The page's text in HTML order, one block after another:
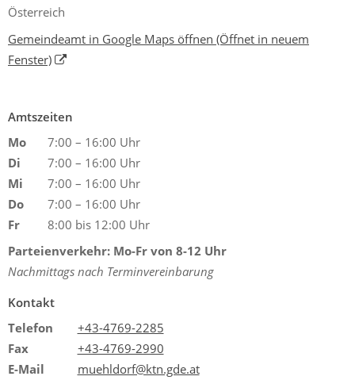
Österreich
Gemeindeamt in Google Maps öffnen (Öffnet in neuem
Fenster)
Amtszeiten
Mo
7:00 – 16:00 Uhr
Di
7:00 – 16:00 Uhr
Mi
7:00 – 16:00 Uhr
Do
7:00 – 16:00 Uhr
Fr
8:00 bis 12:00 Uhr
Parteienverkehr: Mo-Fr von 8-12 Uhr
Nachmittags nach Terminvereinbarung
Kontakt
Telefon
+43-4769-2285
Fax
+43-4769-2990
E-Mail
muehldorf@ktn.gde.at